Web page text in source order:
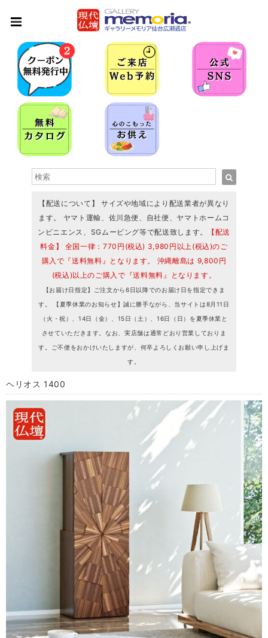
【配送について】 サイズや地域により配送業者が異なり
ます。 ヤマト運輸、佐川急便、自社便、ヤマトホームコ
ンビニエンス、SGムービング等で配送致します。
【配送
料金】 全国一律：770円(税込) 3,980円以上(税込)のご
購入で『送料無料』となります。 沖縄離島は 9,800円
(税込)以上のご購入で『送料無料』となります。
【お届け日指定】ご注文から6日以降でのお届け日を指定できま
す。 【夏季休業のお知らせ】誠に勝手ながら、当サイトは8月11日
（火・祝）、14日（金）、15日（土）、16日（日）を夏季休業と
させていただきます。なお、実店舗は通常どおり営業しておりま
す。ご不便をおかけいたしますが、何卒よろしくお願い申し上げま
す。
ヘリオス 1400